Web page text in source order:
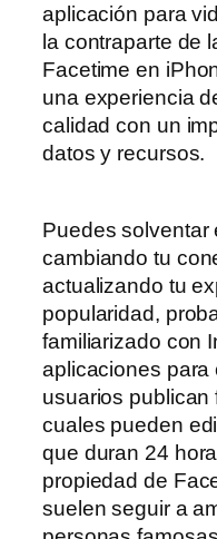
aplicación para
la contraparte de
Facetime en
una experiencia
calidad con un
datos y recursos.
Puedes solventar
cambiando tu
actualizando tu
popularidad,
familiarizado con
aplicaciones para
usuarios publican
cuales pueden
que duran 24
propiedad de
suelen seguir a